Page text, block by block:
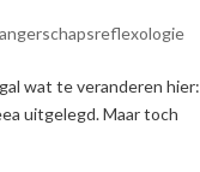
wat te veranderen hier:
uitgelegd. Maar toch